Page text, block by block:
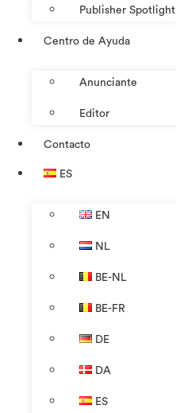
Publisher Spotlight
Centro de Ayuda
Anunciante
Editor
Contacto
ES
EN
NL
BE-NL
BE-FR
DE
DA
ES